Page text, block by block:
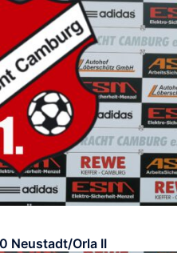
Neustadt/Orla II